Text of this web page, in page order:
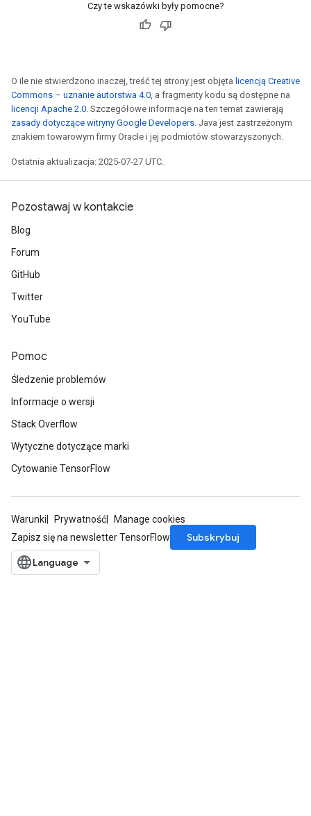
Czy te wskazówki były pomocne?
O ile nie stwierdzono inaczej, treść tej strony jest objęta licencją Creative
Commons – uznanie autorstwa 4.0, a fragmenty kodu są dostępne na
licencji Apache 2.0. Szczegółowe informacje na ten temat zawierają
zasady dotyczące witryny Google Developers. Java jest zastrzeżonym
znakiem towarowym firmy Oracle i jej podmiotów stowarzyszonych.
Ostatnia aktualizacja: 2025-07-27 UTC.
Pozostawaj w kontakcie
Blog
Forum
GitHub
Twitter
YouTube
Pomoc
Śledzenie problemów
Informacje o wersji
Stack Overflow
Wytyczne dotyczące marki
Cytowanie TensorFlow
Warunki Prywatność
Manage cookies
Zapisz się na newsletter TensorFlow
Subskrybuj